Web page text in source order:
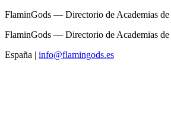
FlaminGods — Directorio de Academias de
FlaminGods — Directorio de Academias de
España | info@flamingods.es